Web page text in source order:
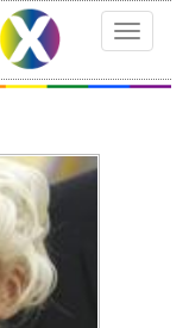
Toggle